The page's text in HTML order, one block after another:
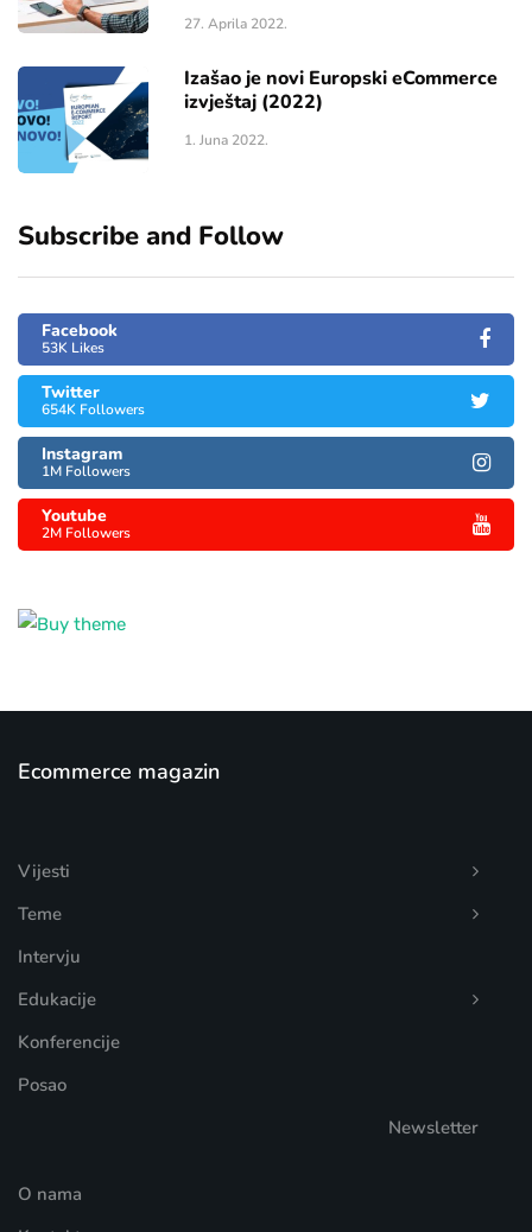
27. Aprila 2022.
Izašao je novi Europski eCommerce
izvještaj (2022)
1. Juna 2022.
Subscribe and Follow
Facebook
53K Likes
Twitter
654K Followers
Instagram
1M Followers
Youtube
2M Followers
Ecommerce magazin
Vijesti
Teme
Intervju
Edukacije
Konferencije
Posao
Newsletter
O nama